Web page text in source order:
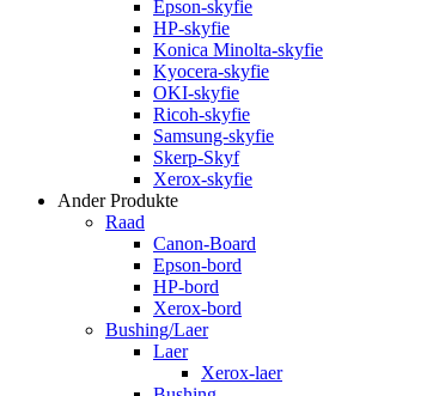
Epson-skyfie
HP-skyfie
Konica Minolta-skyfie
Kyocera-skyfie
OKI-skyfie
Ricoh-skyfie
Samsung-skyfie
Skerp-Skyf
Xerox-skyfie
Ander Produkte
Raad
Canon-Board
Epson-bord
HP-bord
Xerox-bord
Bushing/Laer
Laer
Xerox-laer